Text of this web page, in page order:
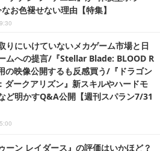
お色褪せない理由【特集】
りにいけていないメカゲーム市場と日
ムへの提言/『Stellar Blade: BLOOD R
の映像公開するも反感買う/『ドラゴン
ダークアリズン』新スキルやハードモ
ど明かすQ&A公開【週刊スパラン7/31
ーン レイダース』の評価はいかほど？